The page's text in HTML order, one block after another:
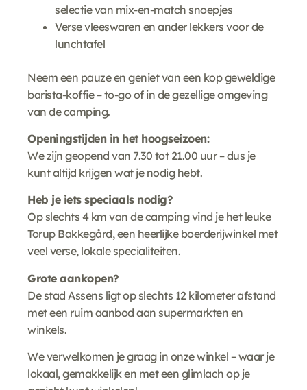
selectie van mix-en-match snoepjes
Verse vleeswaren en ander lekkers voor de
lunchtafel
Neem een pauze en geniet van een kop geweldige
barista-koffie – to-go of in de gezellige omgeving
van de camping.
Openingstijden in het hoogseizoen:
We zijn geopend van 7.30 tot 21.00 uur – dus je
kunt altijd krijgen wat je nodig hebt.
Heb je iets speciaals nodig?
Op slechts 4 km van de camping vind je het leuke
Torup Bakkegård, een heerlijke boerderijwinkel met
veel verse, lokale specialiteiten.
Grote aankopen?
De stad Assens ligt op slechts 12 kilometer afstand
met een ruim aanbod aan supermarkten en
winkels.
We verwelkomen je graag in onze winkel – waar je
lokaal, gemakkelijk en met een glimlach op je